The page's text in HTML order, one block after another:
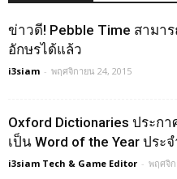
ข่าวดี! Pebble Time สามา
อักษรได้แล้ว
i3siam - พฤศจิกายน 24, 2015
Oxford Dictionaries ประก
เป็น Word of the Year ประ
i3siam Tech & Game Editor - พฤศจิก